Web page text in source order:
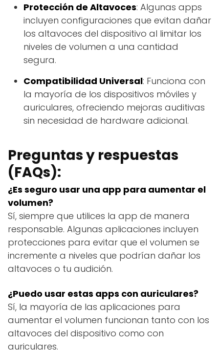
Protección de Altavoces: Algunas apps
incluyen configuraciones que evitan dañar
los altavoces del dispositivo al limitar los
niveles de volumen a una cantidad
segura.
Compatibilidad Universal: Funciona con
la mayoría de los dispositivos móviles y
auriculares, ofreciendo mejoras auditivas
sin necesidad de hardware adicional.
Preguntas y respuestas
(FAQs):
¿Es seguro usar una app para aumentar el
volumen?
Sí, siempre que utilices la app de manera
responsable. Algunas aplicaciones incluyen
protecciones para evitar que el volumen se
incremente a niveles que podrían dañar los
altavoces o tu audición.
¿Puedo usar estas apps con auriculares?
Sí, la mayoría de las aplicaciones para
aumentar el volumen funcionan tanto con los
altavoces del dispositivo como con
auriculares.